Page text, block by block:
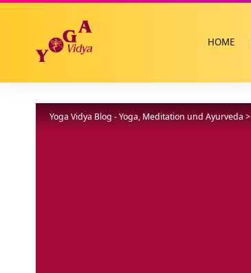
HOME
Yoga Vidya Blog - Yoga, Meditation und Ayurveda >